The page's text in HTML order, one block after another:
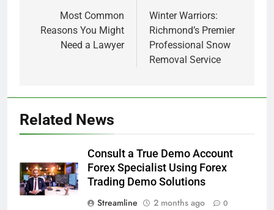
navigation
Most Common
Reasons You Might
Need a Lawyer
Winter Warriors:
Richmond’s Premier
Professional Snow
Removal Service
Related News
Consult a True Demo Account
Forex Specialist Using Forex
Trading Demo Solutions
Streamline
2 months ago 0